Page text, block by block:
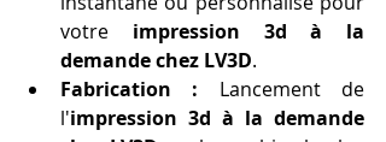
votre impression 3d à la
demande chez LV3D.
Fabrication : Lancement de
l'impression 3d à la demande